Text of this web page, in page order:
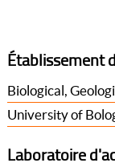
Établissement
Biological,
University of
Laboratoire